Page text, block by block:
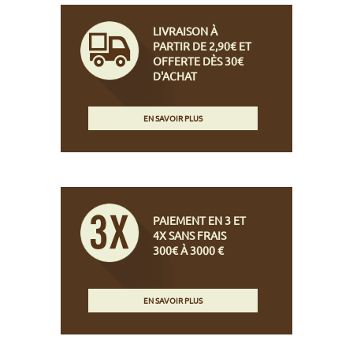
LIVRAISON À
PARTIR DE 2,90€ ET
OFFERTE DÈS 30€
D'ACHAT
EN SAVOIR PLUS
PAIEMENT EN 3 ET
4X SANS FRAIS
300€ À 3000 €
EN SAVOIR PLUS